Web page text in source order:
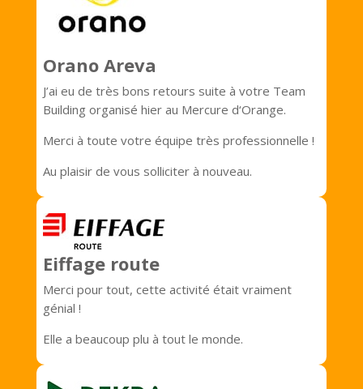
Orano Areva
J’ai eu de très bons retours suite à votre Team
Building organisé hier au Mercure d‘Orange.
Merci à toute votre équipe très professionnelle !
Au plaisir de vous solliciter à nouveau.
Eiffage route
Merci pour tout, cette activité était vraiment
génial !
Elle a beaucoup plu à tout le monde.